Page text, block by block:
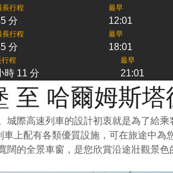
長行程
分
最早
12:01
長行程
分
最早
18:01
行程
時 11 分
最早
21:01
至 哈爾姆斯
際高速列車的設計初衷就是為了給
上配有各類優質設施，可在旅途中
的全景車窗，是您欣賞沿途壯觀景